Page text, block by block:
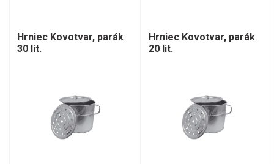
Hrniec Kovotvar, parák
30 lit.
Hrniec Kovotvar, parák
20 lit.